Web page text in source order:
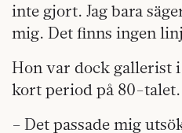
inte gjort. Jag bara
mig. Det finns ingen
Hon var dock gallerist
kort period på 80-talet.
– Det passade mig